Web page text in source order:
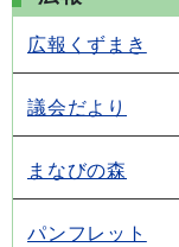
広報くずまき
議会だより
まなびの森
パンフレット